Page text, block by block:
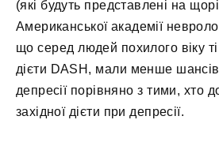
(які будуть представлені на
Американської академії
що серед людей похилого віку
дієти DASH, мали менше
депресії порівняно з тими, хто
західної дієти при депресії.